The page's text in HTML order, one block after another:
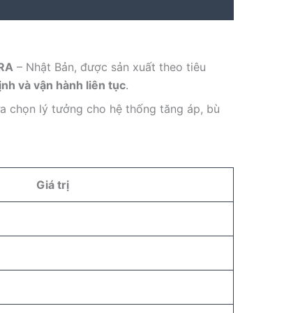
– Nhật Bản, được sản xuất theo tiêu
và vận hành liên tục.
chọn lý tưởng cho hệ thống tăng áp, bù
Giá trị